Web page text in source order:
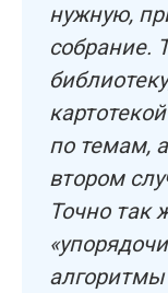
нужную,
собрание.
по темам,
втором
Точно так
алгоритмы